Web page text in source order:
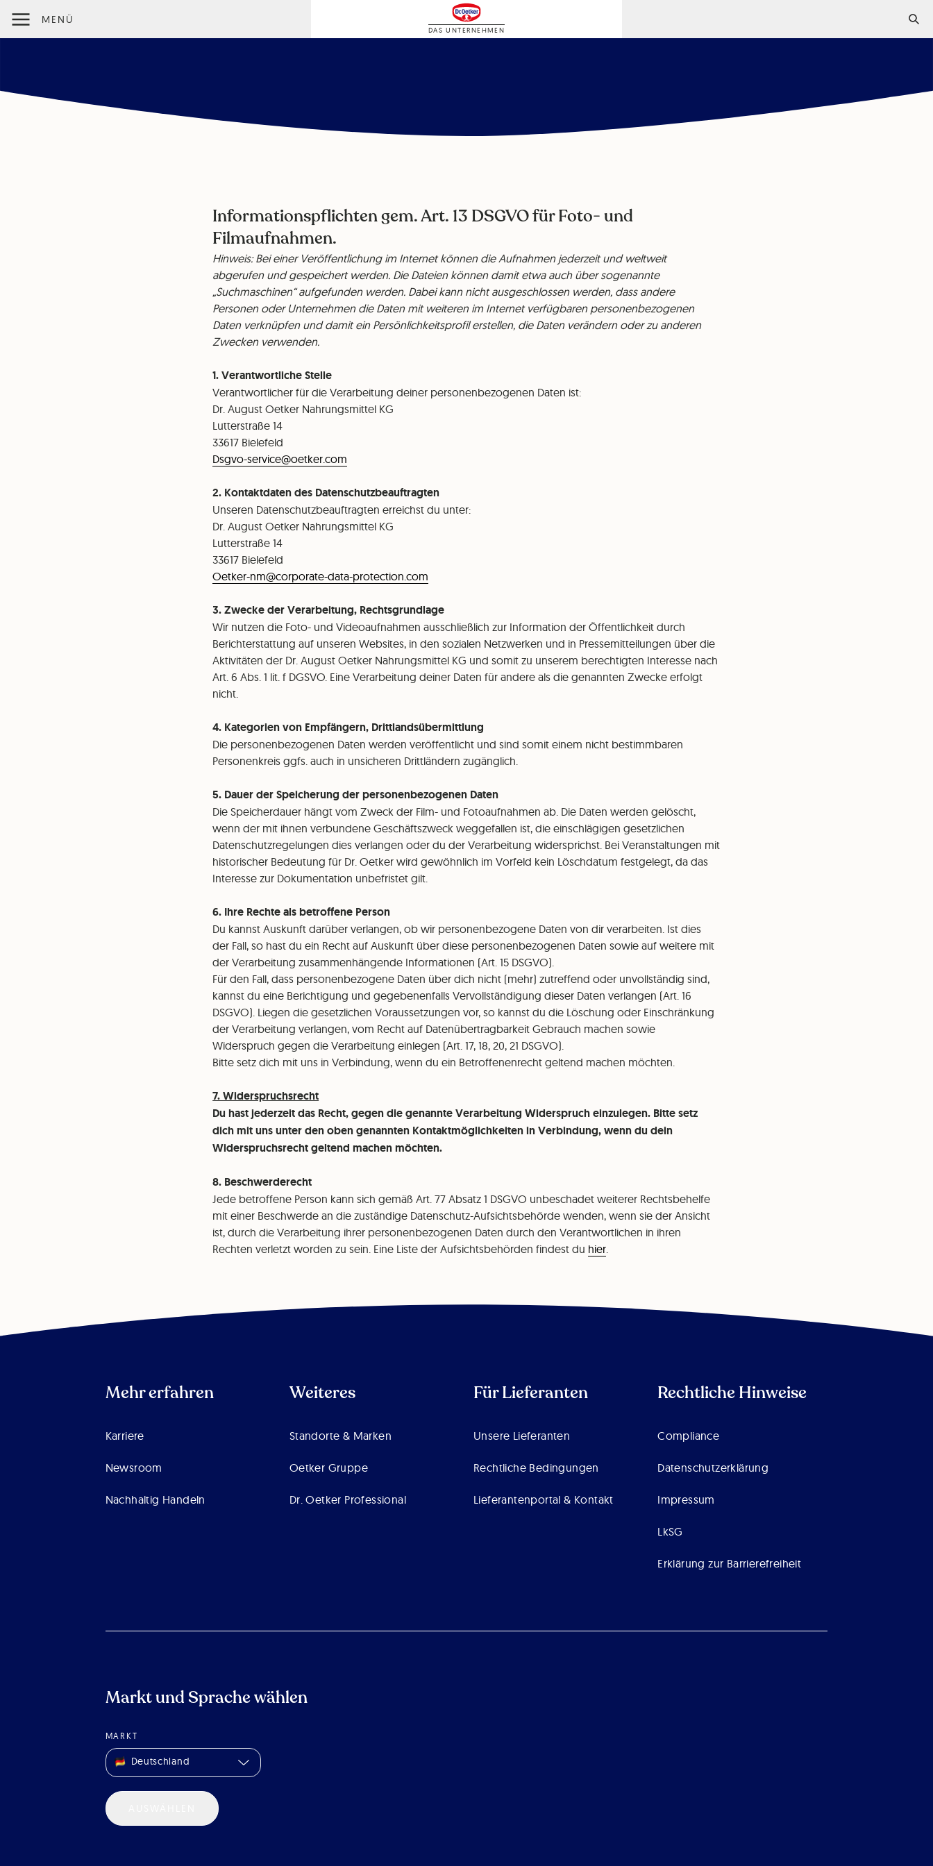
MENÜ
DAS UNTERNEHMEN
Informationspflichten gem. Art. 13 DSGVO für Foto- und
Filmaufnahmen.
Hinweis: Bei einer Veröffentlichung im Internet können die Aufnahmen jederzeit und weltweit
abgerufen und gespeichert werden. Die Dateien können damit etwa auch über sogenannte
„Suchmaschinen“ aufgefunden werden. Dabei kann nicht ausgeschlossen werden, dass andere
Personen oder Unternehmen die Daten mit weiteren im Internet verfügbaren personenbezogenen
Daten verknüpfen und damit ein Persönlichkeitsprofil erstellen, die Daten verändern oder zu anderen
Zwecken verwenden.
1. Verantwortliche Stelle
Verantwortlicher für die Verarbeitung deiner personenbezogenen Daten ist:
⁠Dr. August Oetker Nahrungsmittel KG
⁠Lutterstraße 14
⁠33617 Bielefeld
⁠Dsgvo-service@oetker.com
2. Kontaktdaten des Datenschutzbeauftragten
Unseren Datenschutzbeauftragten erreichst du unter:
Dr. August Oetker Nahrungsmittel KG
⁠Lutterstraße 14
⁠33617 Bielefeld
⁠Oetker-nm@corporate-data-protection.com
3. Zwecke der Verarbeitung, Rechtsgrundlage
Wir nutzen die Foto- und Videoaufnahmen ausschließlich zur Information der Öffentlichkeit durch
Berichterstattung auf unseren Websites, in den sozialen Netzwerken und in Pressemitteilungen über die
Aktivitäten der Dr. August Oetker Nahrungsmittel KG und somit zu unserem berechtigten Interesse nach
Art. 6 Abs. 1 lit. f DGSVO. Eine Verarbeitung deiner Daten für andere als die genannten Zwecke erfolgt
nicht.
4. Kategorien von Empfängern, Drittlandsübermittlung
Die personenbezogenen Daten werden veröffentlicht und sind somit einem nicht bestimmbaren
Personenkreis ggfs. auch in unsicheren Drittländern zugänglich.
5. Dauer der Speicherung der personenbezogenen Daten
Die Speicherdauer hängt vom Zweck der Film- und Fotoaufnahmen ab. Die Daten werden gelöscht,
wenn der mit ihnen verbundene Geschäftszweck weggefallen ist, die einschlägigen gesetzlichen
Datenschutzregelungen dies verlangen oder du der Verarbeitung widersprichst. Bei Veranstaltungen mit
historischer Bedeutung für Dr. Oetker wird gewöhnlich im Vorfeld kein Löschdatum festgelegt, da das
Interesse zur Dokumentation unbefristet gilt.
6. Ihre Rechte als betroffene Person
Du kannst Auskunft darüber verlangen, ob wir personenbezogene Daten von dir verarbeiten. Ist dies
der Fall, so hast du ein Recht auf Auskunft über diese personenbezogenen Daten sowie auf weitere mit
der Verarbeitung zusammenhängende Informationen (Art. 15 DSGVO).
Für den Fall, dass personenbezogene Daten über dich nicht (mehr) zutreffend oder unvollständig sind,
kannst du eine Berichtigung und gegebenenfalls Vervollständigung dieser Daten verlangen (Art. 16
DSGVO). Liegen die gesetzlichen Voraussetzungen vor, so kannst du die Löschung oder Einschränkung
der Verarbeitung verlangen, vom Recht auf Datenübertragbarkeit Gebrauch machen sowie
Widerspruch gegen die Verarbeitung einlegen (Art. 17, 18, 20, 21 DSGVO).
Bitte setz dich mit uns in Verbindung, wenn du ein Betroffenenrecht geltend machen möchten.
7. Widerspruchsrecht
Du hast jederzeit das Recht, gegen die genannte Verarbeitung Widerspruch einzulegen. Bitte setz
dich mit uns unter den oben genannten Kontaktmöglichkeiten in Verbindung, wenn du dein
Widerspruchsrecht geltend machen möchten.
8. Beschwerderecht
Jede betroffene Person kann sich gemäß Art. 77 Absatz 1 DSGVO unbeschadet weiterer Rechtsbehelfe
mit einer Beschwerde an die zuständige Datenschutz-Aufsichtsbehörde wenden, wenn sie der Ansicht
ist, durch die Verarbeitung ihrer personenbezogenen Daten durch den Verantwortlichen in ihren
Rechten verletzt worden zu sein. Eine Liste der Aufsichtsbehörden findest du hier.
Mehr erfahren Weiteres Für Lieferanten Rechtliche Hinweise
Karriere
Newsroom
Nachhaltig Handeln
Standorte & Marken
Oetker Gruppe
Dr. Oetker Professional
Unsere Lieferanten
Rechtliche Bedingungen
Lieferantenportal & Kontakt
Compliance
Datenschutzerklärung
Impressum
LkSG
Erklärung zur Barrierefreiheit
Markt und Sprache wählen
MARKT
Deutschland